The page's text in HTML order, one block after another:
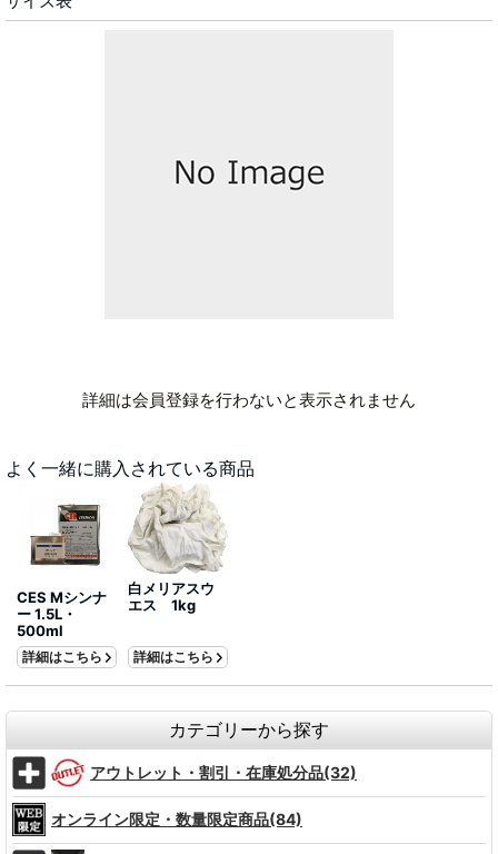
詳細は会員登録を行わないと表示されません
よく一緒に購入されている商品
CES Mシンナ
ー 1.5L・
500ml
詳細はこちら
白メリアスウ
エス 1kg
詳細はこちら
カテゴリーから探す
アウトレット・割引・在庫処分品(32)
オンライン限定・数量限定商品(84)